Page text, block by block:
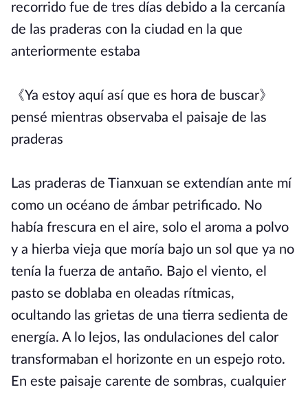
recorrido fue de tres días debido a la cercanía
de las praderas con la ciudad en la que
anteriormente estaba
《Ya estoy aquí así que es hora de buscar》
pensé mientras observaba el paisaje de las
praderas
Las praderas de Tianxuan se extendían ante mí
como un océano de ámbar petrificado. No
había frescura en el aire, solo el aroma a polvo
y a hierba vieja que moría bajo un sol que ya no
tenía la fuerza de antaño. Bajo el viento, el
pasto se doblaba en oleadas rítmicas,
ocultando las grietas de una tierra sedienta de
energía. A lo lejos, las ondulaciones del calor
transformaban el horizonte en un espejo roto.
En este paisaje carente de sombras, cualquier